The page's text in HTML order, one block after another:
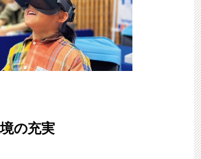
の充実